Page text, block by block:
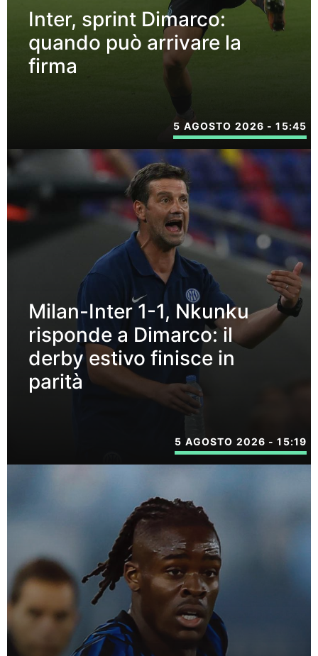
Inter, sprint Dimarco:
quando può arrivare la
firma
5 AGOSTO 2026 - 15:45
Milan-Inter 1-1, Nkunku
risponde a Dimarco: il
derby estivo finisce in
parità
5 AGOSTO 2026 - 15:19